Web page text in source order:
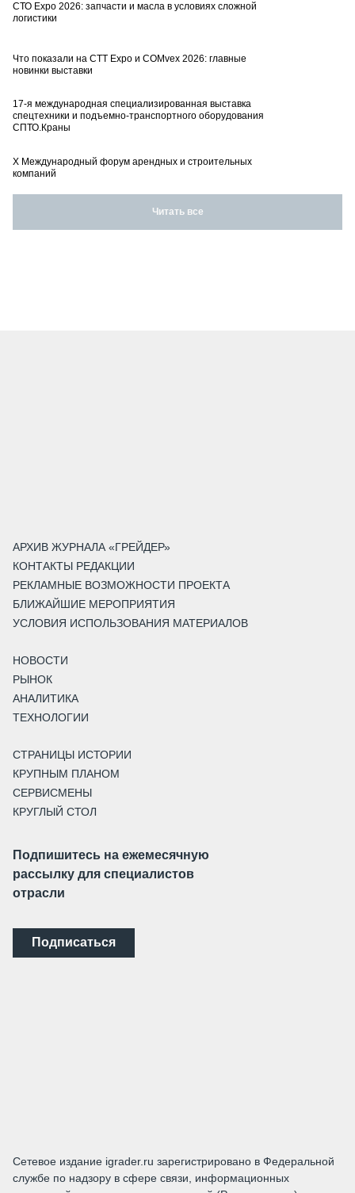
СТО Expo 2026: запчасти и масла в условиях сложной
логистики
Что показали на CTT Expo и COMvex 2026: главные
новинки выставки
17-я международная специализированная выставка
спецтехники и подъемно-транспортного оборудования
СПТО.Краны
X Международный форум арендных и строительных
компаний
Читать все
АРХИВ ЖУРНАЛА «ГРЕЙДЕР»
КОНТАКТЫ РЕДАКЦИИ
РЕКЛАМНЫЕ ВОЗМОЖНОСТИ ПРОЕКТА
БЛИЖАЙШИЕ МЕРОПРИЯТИЯ
УСЛОВИЯ ИСПОЛЬЗОВАНИЯ МАТЕРИАЛОВ
НОВОСТИ
РЫНОК
АНАЛИТИКА
ТЕХНОЛОГИИ
СТРАНИЦЫ ИСТОРИИ
КРУПНЫМ ПЛАНОМ
СЕРВИСМЕНЫ
КРУГЛЫЙ СТОЛ
Подпишитесь на ежемесячную
рассылку для специалистов
отрасли
Подписаться
Сетевое издание igrader.ru зарегистрировано в Федеральной
службе по надзору в сфере связи, информационных